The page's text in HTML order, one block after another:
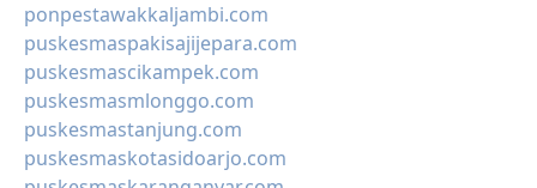
ponpestawakkaljambi.com
puskesmaspakisajijepara.com
puskesmascikampek.com
puskesmasmlonggo.com
puskesmastanjung.com
puskesmaskotasidoarjo.com